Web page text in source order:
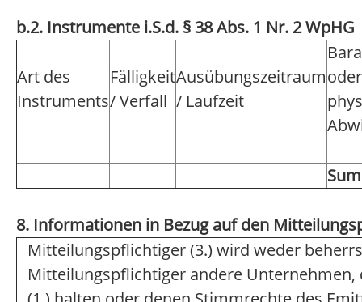
b.2. Instrumente i.S.d. § 38 Abs. 1 Nr. 2 WpHG
Art des
Instruments
Fälligkeit
/ Verfall
Ausübungszeitraum
/ Laufzeit
oder
8. Informationen in Bezug auf den
Mitteilungspflichtiger (3.) wird weder
Mitteilungspflichtiger andere